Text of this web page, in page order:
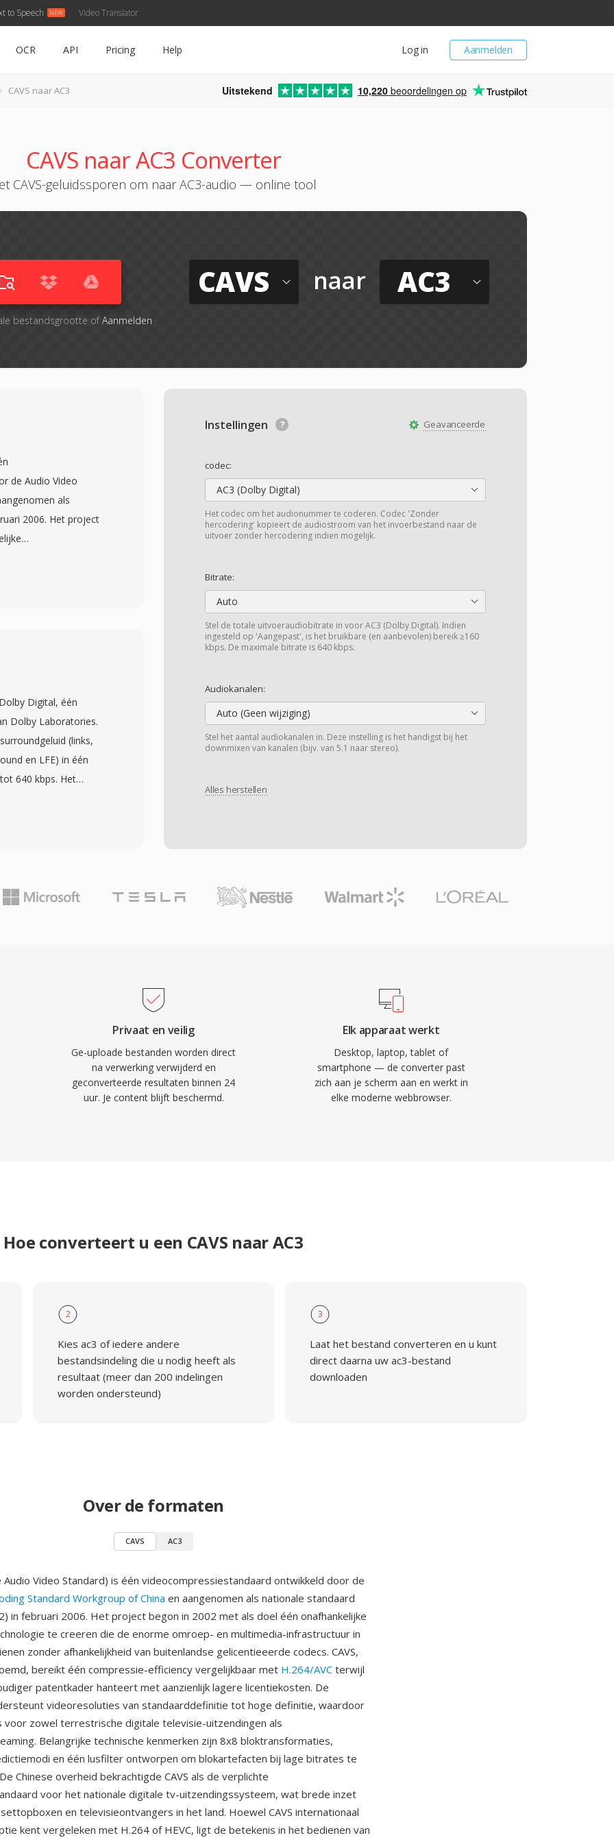
to Speech Video Translator
Aanmelden
Log in
OCR API Pricing Help
CAVS naar AC3 Uitstekend 10,220 beoordelingen op
CAVS naar AC3 Converter
CAVS-geluidssporen om naar AC3-audio — online tool
bestandsgrootte ofAanmelden
CAVS naar AC3
Geavanceerde
Instellingen
codec:
AC3 (Dolby Digital)
Het codec om het audionummer te coderen. Codec 'Zonder
hercodering' kopieert de audiostroom van het invoerbestand naar de
uitvoer zonder hercodering indien mogelijk.
Bitrate:
Auto
Stel de totale uitvoeraudiobitrate in voor AC3 (Dolby Digital). Indien
ingesteld op 'Aangepast', is het bruikbare (en aanbevolen) bereik ≥160
kbps. De maximale bitrate is 640 kbps.
Audiokanalen:
Auto (Geen wijziging)
Stel het aantal audiokanalen in. Deze instelling is het handigst bij het
downmixen van kanalen (bijv. van 5.1 naar stereo).
Alles herstellen
de Audio Video
als
2006. Het project
omroep- en
tot
Belangrijke
meerdere
blokartefacten bij
bekrachtigde
voor het nationale
garandeert in
dominante
Digital, één
Dolby Laboratories.
(links,
en LFE) in één
640 kbps. Het
cosinustransformatie
schijven, bij digitale
Één belangrijk
film- en televisie-
hardwaredecoders
ervoor dat AC3-
op één enorm aantal
Privaat en veilig
Ge-uploade bestanden worden direct
na verwerking verwijderd en
geconverteerde resultaten binnen 24
uur. Je content blijft beschermd.
Elk apparaat werkt
Desktop, laptop, tablet of
smartphone — de converter past
zich aan je scherm aan en werkt in
elke moderne webbrowser.
Hoe converteert u een CAVS naar AC3
2
Kies ac3 of iedere andere
bestandsindeling die u nodig heeft als
resultaat (meer dan 200 indelingen
worden ondersteund)
3
Laat het bestand converteren en u kunt
direct daarna uw ac3-bestand
downloaden
Over de formaten
CAVS AC3
Audio Video Standard) is één videocompressiestandaard ontwikkeld door de
Standard Workgroup of China en aangenomen als nationale standaard
in februari 2006. Het project begon in 2002 met als doel één onafhankelijke
te creeren die de enorme omroep- en multimedia-infrastructuur in
zonder afhankelijkheid van buitenlandse gelicentieeerde codecs. CAVS,
bereikt één compressie-efficiency vergelijkbaar met H.264/AVC terwijl
patentkader hanteert met aanzienlijk lagere licentiekosten. De
videoresoluties van standaarddefinitie tot hoge definitie, waardoor
voor zowel terrestrische digitale televisie-uitzendingen als
Belangrijke technische kenmerken zijn 8x8 bloktransformaties,
en één lusfilter ontworpen om blokartefacten bij lage bitrates te
Chinese overheid bekrachtigde CAVS als de verplichte
voor het nationale digitale tv-uitzendingssysteem, wat brede inzet
en televisieontvangers in het land. Hoewel CAVS internationaal
kent vergeleken met H.264 of HEVC, ligt de betekenis in het bedienen van